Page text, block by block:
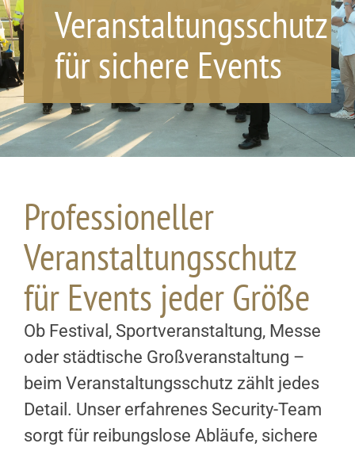
Veranstaltungsschutz
für sichere Events
Professioneller
Veranstaltungsschutz
für Events jeder Größe
Ob Festival, Sportveranstaltung, Messe
oder städtische Großveranstaltung –
beim Veranstaltungsschutz zählt jedes
Detail. Unser erfahrenes Security-Team
sorgt für reibungslose Abläufe, sichere